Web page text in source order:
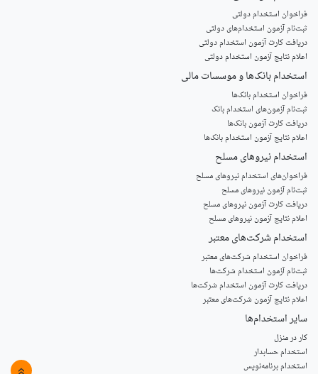
»
فراخوان استخدام دولتی
ثبت‌نام آزمون‌ استخدام‌های دولتی
دریافت کارت آزمون استخدام دولتی
اعلام نتایج آزمون استخدام دولتی
استخدام‌ بانک‌ها و موسسات مالی
فراخوان استخدام بانک‌ها
‌ثبت‌نام آزمون‌های استخدام بانک
دریافت کارت آزمون بانک‌ها
اعلام نتایج آزمون استخدام بانک‌ها
استخدام‌ نیروهای مسلح
‌فراخوان‌های استخدام‌ نیروهای مسلح
ثبت‌نام آزمون نیروهای مسلح
دریافت کارت آزمون نیروهای مسلح
اعلام نتایج آزمون نیروهای مسلح
استخدام‌ شرکت‌های معتبر
فراخوان استخدام شرکت‌های معتبر
ثبت‌نام آزمون استخدام شرکت‌ها
دریافت کارت آزمون استخدام شرکت‌ها
اعلام نتایج آزمون شرکت‌های معتبر
سایر استخدام‌ها
کار در منزل
استخدام حسابدار
استخدام برنامه‌نویس